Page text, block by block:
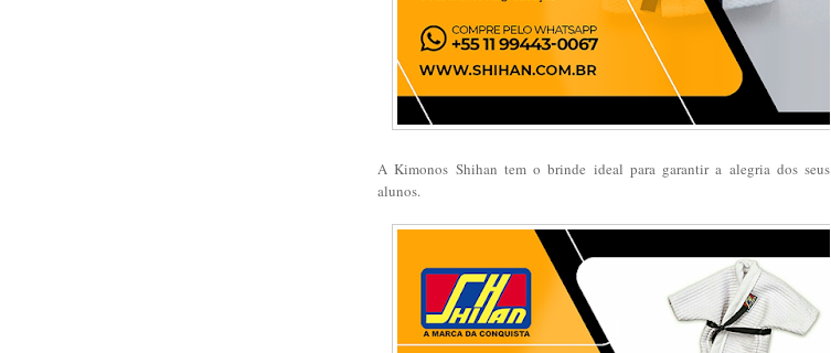
A Kimonos Shihan tem o brinde ideal para garantir a alegria dos seus
alunos.